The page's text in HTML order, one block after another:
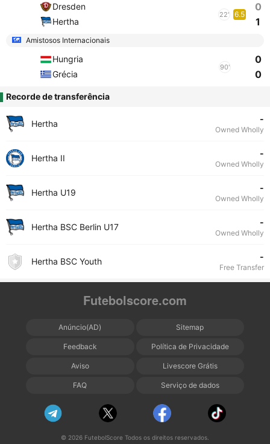
Dresden
Hertha
22' 6.5
0
1
Amistosos Internacionais
Hungria
Grécia
90'
0
0
Recorde de transferência
Hertha -
Owned Wholly
Hertha II -
Owned Wholly
Hertha U19 -
Owned Wholly
Hertha BSC Berlin U17 -
Owned Wholly
Hertha BSC Youth -
Free Transfer
Futebolscore.com
Anúncio(AD) Sitemap
Feedback Política de Privacidade
Aviso Livescore Grátis
FAQ Serviço de dados
© 2026 FutebolScore Todos os direitos reservados.